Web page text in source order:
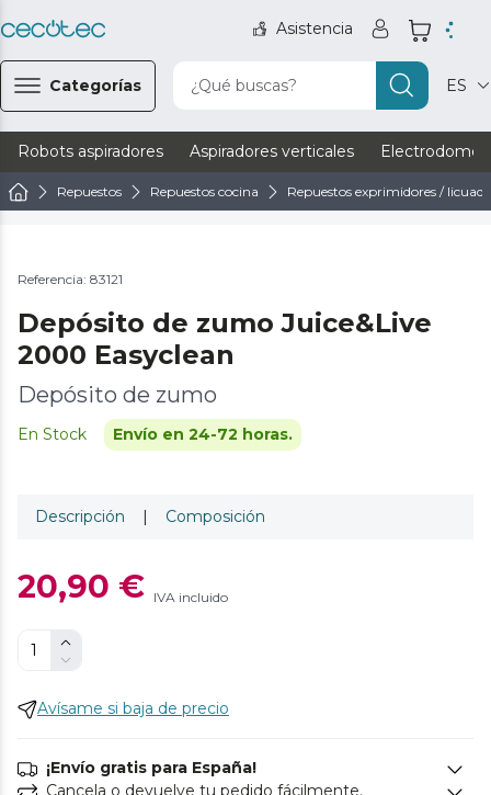
Asistencia
Categorías ¿Qué buscas? ES
Robots aspiradores Aspiradores verticales
Repuestos Repuestos cocina Repuestos exprimidores /
Referencia: 83121
Depósito de zumo Juice&Live
2000 Easyclean
Depósito de zumo
En Stock Envío en 24-72 horas.
Descripción | Composición
20,90 € IVA incluido
Avísame si baja de precio
¡Envío gratis para España!
Cancela o devuelve tu pedido fácilmente.